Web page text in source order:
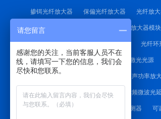
掺铒光纤放大器
保偏光纤放大器 光纤放
1550nm光纤拉曼放大器
掺铒光纤放大器模块
光纤耦合器
起偏器 偏振合束器 光纤环
红光笔
DFB激光器模块 可调谐激光光源
射频微波功率放大器
射频微波低噪声功率放
射频微波光纤延迟线（带放大）
射频微波光
低噪声PIN平衡探测器
保偏平衡探测器 可
请您留言
感谢您的关注，当前客服人员不在
线，请填写一下您的信息，我们会
尽快和您联系。